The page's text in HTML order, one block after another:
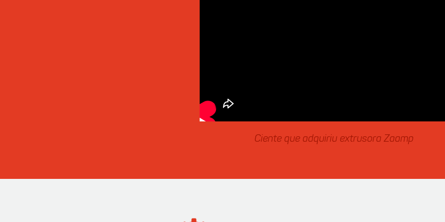
Ciente que adquiriu extrusora Zaamp